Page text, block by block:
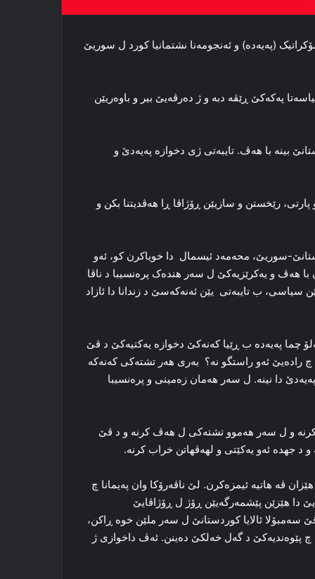
(پەیەدە) و ئه‌نجومه‌نا نشتمانیا کورد ل سوریێ
پەکەکێ ڕێڤه‌ دبه‌ و ژ ده‌رڤه‌یێ بیر و باوه‌ریێن
بینە با هه‌ڤ. تایبه‌تی ژی دخوازه‌ پەیەدێ و
رێخستن و سازیێن ڕۆژاڤا ڕا‌ هه‌ڤدیتنا بکن و
سوریێ، محه‌مه‌د ئیسمال دا خویاکرن کو، ئه‌و
هه‌ڤ و یه‌کرێزیه‌کێ ل سه‌ر هنده‌ک پره‌نسیبا د ناڤا
سیاسی، ب تایبەتی یێن ئه‌نەکەسێ د زندانا دا ئازاد
چما پەیەدە ب ڕێیا کەنەکێ دخوازه‌ یه‌کتیه‌کێ د ڤێ
راده‌یێ ئەو راستگو نە؟ به‌ری هه‌ر تشته‌کی کەنەکە
دا نینە. ل سه‌ر هه‌مان زه‌مینی و پره‌نسیبا
. جڤینێن به‌رفره‌ھ کرنه‌ و ل سه‌ر هه‌موو تشته‌کی ل هه‌ڤ کرنه‌ و د ڤێ
و د جهده‌ ئه‌و یه‌کێتی و لھەڤھاتن خراب کرنه‌.
ڤه‌ هاتیه‌ ئیمزه‌کرن. لێ ناڤەرۆكا وان پەیمانا چ
دا هێزێن پێشمه‌رگه‌یێن ڕۆژ ل ڕۆژاڤایێ
سه‌مبۆلا ئالایا کوردستانێ ل سه‌ر ملێن خوه‌ ڕاکن،
پێوه‌ندیه‌کێ د گه‌ل خه‌لکێ ده‌ینن. ئه‌ڤ داخوازی ژ